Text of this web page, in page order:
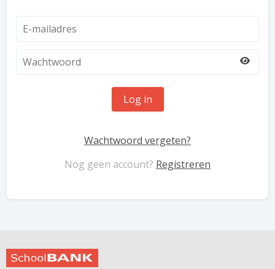
Log in
Wachtwoord vergeten?
Nog geen account? Registreren